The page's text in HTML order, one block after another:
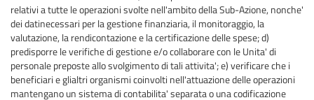
relativi a tutte le operazioni svolte nell'ambito della Sub-Azione, nonche'
dei datinecessari per la gestione finanziaria, il monitoraggio, la
valutazione, la rendicontazione e la certificazione delle spese; d)
predisporre le verifiche di gestione e/o collaborare con le Unita' di
personale preposte allo svolgimento di tali attivita'; e) verificare che i
beneficiari e glialtri organismi coinvolti nell'attuazione delle operazioni
mantengano un sistema di contabilita' separata o una codificazione